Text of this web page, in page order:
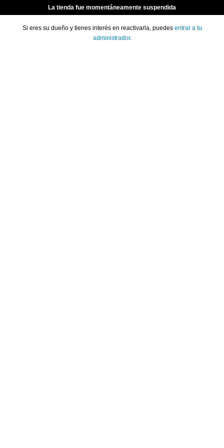
La tienda fue momentáneamente suspendida
Si eres su dueño y tienes interés en reactivarla, puedes entrar a tu
administrador.